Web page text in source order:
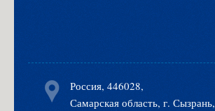
Россия, 446028,
Самарская область, г. Сызрань,